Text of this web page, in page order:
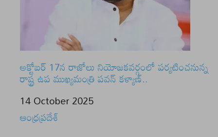
అక్టోబర్ 17న రాజోలు నియోజకవర్గంలో పర్యటించనున్న
రాష్ట్ర ఉప ముఖ్యమంత్రి పవన్ కళ్యాణ్..
Date
14 October 2025
In relation to
ఆంధ్రప్రదేశ్